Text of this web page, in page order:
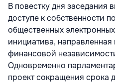
В повестку дня заседания
доступе к собственности
общественных
инициатива, направленная
финансовой
Одновременно
проект сокращения срока